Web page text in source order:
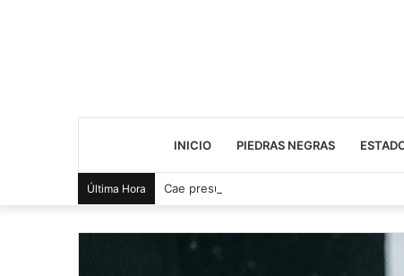
INICIO PIEDRAS NEGRAS
Última Hora Cae presunto distribuidor durante cateo en